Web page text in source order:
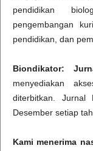
pendidikan
pengembangan
pendidikan, dan
Biondikator:
menyediakan
diterbitkan.
Desember setiap
Kami menerima